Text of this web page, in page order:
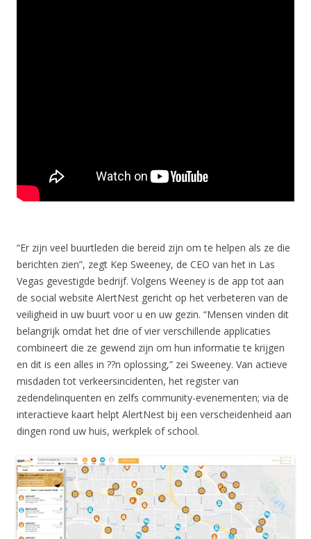
“Er zijn veel buurtleden die bereid zijn om te helpen als ze die
berichten zien”, zegt Kep Sweeney, de CEO van het in Las
Vegas gevestigde bedrijf. Volgens Weeney is de app tot aan
de social website AlertNest gericht op het verbeteren van de
veiligheid in uw buurt voor u en uw gezin. “Mensen vinden dit
belangrijk omdat het drie of vier verschillende applicaties
combineert die ze gewend zijn om hun informatie te krijgen
en dit is een alles in ??n oplossing,” zei Sweeney. Van actieve
misdaden tot verkeersincidenten, het register van
zedendelinquenten en zelfs community-evenementen; via de
interactieve kaart helpt AlertNest bij een verscheidenheid aan
dingen rond uw huis, werkplek of school.